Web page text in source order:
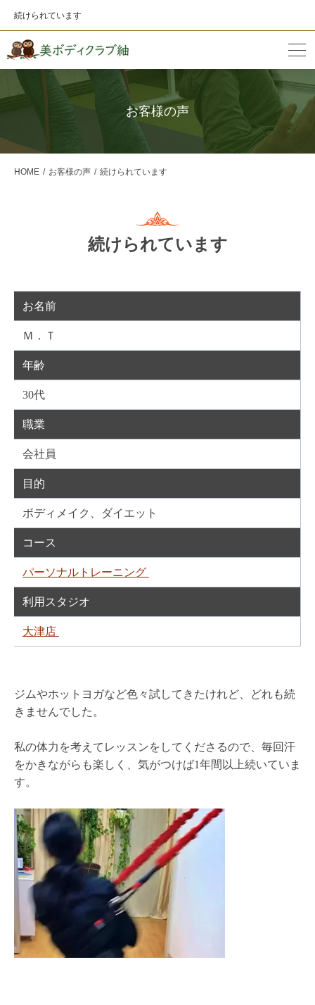
続けられています
お客様の声
HOME お客様の声 続けられています
続けられています
お名前
Ｍ．Ｔ
年齢
30代
職業
会社員
目的
ボディメイク、ダイエット
コース
パーソナルトレーニング
利用スタジオ
大津店
ジムやホットヨガなど色々試してきたけれど、どれも続
きませんでした。
私の体力を考えてレッスンをしてくださるので、毎回汗
をかきながらも楽しく、気がつけば1年間以上続いていま
す。